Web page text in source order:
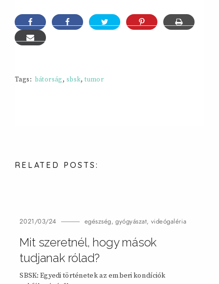
Tags: bátorság, sbsk,tumor
RELATED POSTS:
2021/03/24 egészség,gyógyászat, videógaléria
Mit szeretnél, hogy mások
tudjanak rólad?
SBSK: Egyedi történetek az emberi kondíciók